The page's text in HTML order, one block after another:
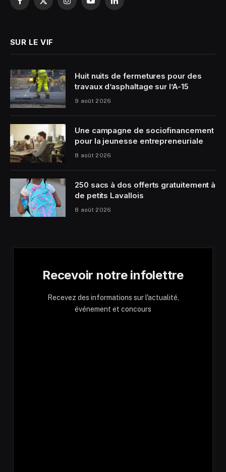
Facebook
X
InstagramYouTubeLinkedIn
SUR LE VIF
Huit nuits de fermetures pour des
travaux d’asphaltage sur l’A-15
9 août 2026
Une campagne de sociofinancement
pour la jeunesse entrepreneuriale
8 août 2026
250 sacs à dos offerts gratuitement à
de petits Lavallois
8 août 2026
Recevoir notre infolettre
Recevez des informations sur l'actualité,
événement et concours